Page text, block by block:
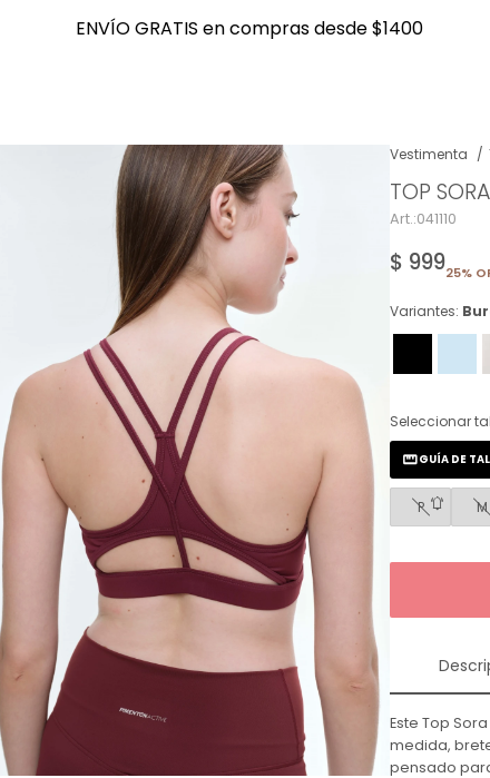
ENVÍO GRATIS en compras desde $1400
ENVÍO GRATIS en compras desde $1400
Vestimenta
TOP
041110
$ 99925%
Variantes:
Seleccionar
P M
GUÍA DE
Este Top
medida,
pensado
NOTIFICARME